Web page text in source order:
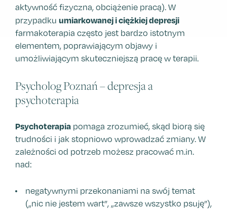
aktywność fizyczna, obciążenie pracą). W
przypadku umiarkowanej i ciężkiej depresji
farmakoterapia często jest bardzo istotnym
elementem, poprawiającym objawy i
umożliwiającym skuteczniejszą pracę w terapii.
Psycholog Poznań – depresja a
psychoterapia
Psychoterapia pomaga zrozumieć, skąd biorą się
trudności i jak stopniowo wprowadzać zmiany. W
zależności od potrzeb możesz pracować m.in.
nad:
negatywnymi przekonaniami na swój temat
(„nic nie jestem wart”, „zawsze wszystko psuję”),